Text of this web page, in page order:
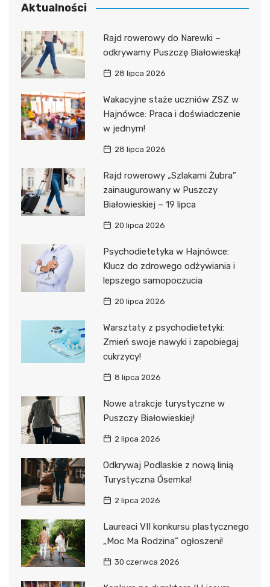
Aktualności
Rajd rowerowy do Narewki –
odkrywamy Puszczę Białowieską!
28 lipca 2026
Wakacyjne staże uczniów ZSZ w
Hajnówce: Praca i doświadczenie
w jednym!
28 lipca 2026
Rajd rowerowy „Szlakami Żubra”
zainaugurowany w Puszczy
Białowieskiej – 19 lipca
20 lipca 2026
Psychodietetyka w Hajnówce:
Klucz do zdrowego odżywiania i
lepszego samopoczucia
20 lipca 2026
Warsztaty z psychodietetyki:
Zmień swoje nawyki i zapobiegaj
cukrzycy!
8 lipca 2026
Nowe atrakcje turystyczne w
Puszczy Białowieskiej!
2 lipca 2026
Odkrywaj Podlaskie z nową linią
Turystyczna Ósemka!
2 lipca 2026
Laureaci VII konkursu plastycznego
„Moc Ma Rodzina” ogłoszeni!
30 czerwca 2026